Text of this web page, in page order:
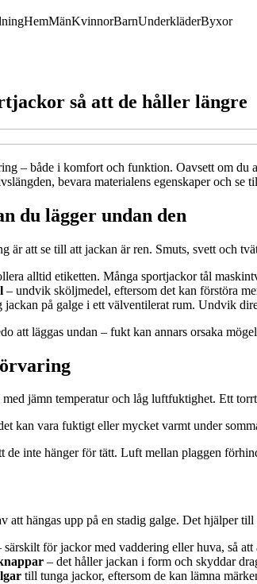
HemMänKvinnorBarnUnderkläderByxor
så att de håller längre
– både i komfort och funktion. Oavsett om
bevara materialens egenskaper och
du lägger undan den
är att se till att jackan är ren. Smuts, svett och
alltid etiketten. Många sportjackor tål
– undvik sköljmedel, eftersom det kan förstöra
jackan på galge i ett välventilerat rum. Undvik
att läggas undan – fukt kan annars orsaka
jämn temperatur och låg luftfuktighet. Ett
kan vara fuktigt eller mycket varmt under
de inte hänger för tätt. Luft mellan plaggen
att hängas upp på en stadig galge. Det hjälper
särskilt för jackor med vaddering eller huva, så
– det håller jackan i form och skyddar
till tunga jackor, eftersom de kan lämna